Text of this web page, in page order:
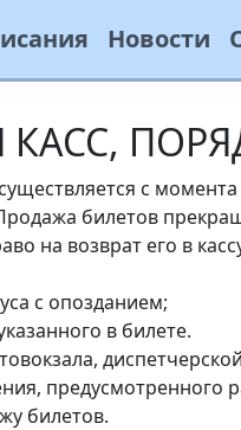
Новости
с
билетов
на возврат его в
с опозданием;
в билете.
билетов.